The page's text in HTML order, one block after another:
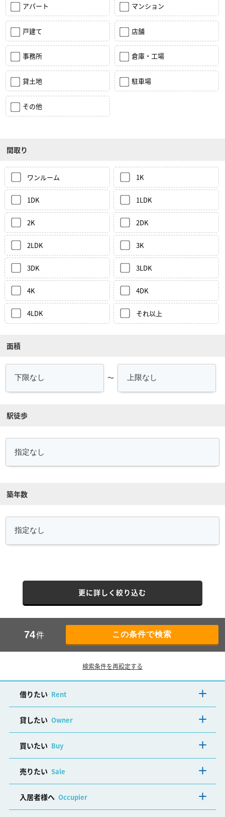
アパート マンション
戸建て 店舗
事務所 倉庫・工場
貸土地 駐車場
その他
間取り
ワンルーム 1K
1DK 1LDK
2K 2DK
2LDK 3K
3DK 3LDK
4K 4DK
4LDK それ以上
面積
～
駅徒歩
築年数
更に詳しく絞り込む
74件
検索条件を再設定する
借りたい Rent
貸したい Owner
買いたい Buy
売りたい Sale
入居者様へ Occupier